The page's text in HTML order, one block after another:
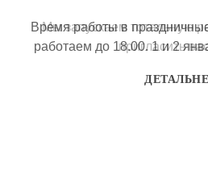
Время работы в
работаем до 18.00. 1 и 2